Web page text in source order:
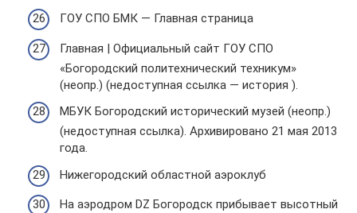
ГОУ СПО БМК — Главная страница
Главная | Официальный сайт ГОУ СПО
«Богородский политехнический техникум»
(неопр.) (недоступная ссылка — история ).
МБУК Богородский исторический музей (неопр.)
(недоступная ссылка). Архивировано 21 мая 2013
года.
Нижегородский областной аэроклуб
На аэродром DZ Богородск прибывает высотный